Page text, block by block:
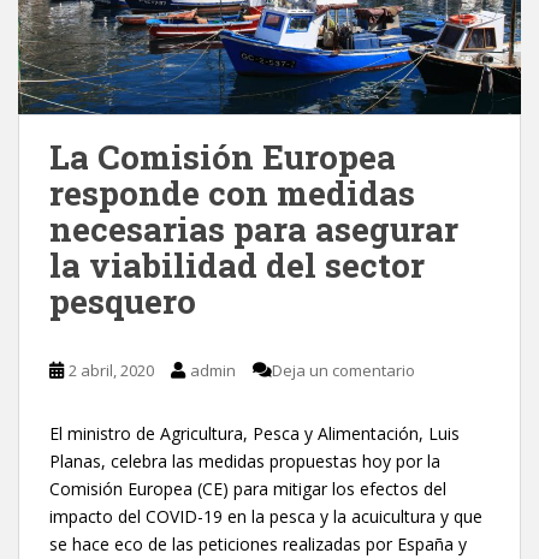
La Comisión Europea
responde con medidas
necesarias para asegurar
la viabilidad del sector
pesquero
2 abril, 2020 admin Deja un comentario
El ministro de Agricultura, Pesca y Alimentación, Luis
Planas, celebra las medidas propuestas hoy por la
Comisión Europea (CE) para mitigar los efectos del
impacto del COVID-19 en la pesca y la acuicultura y que
se hace eco de las peticiones realizadas por España y